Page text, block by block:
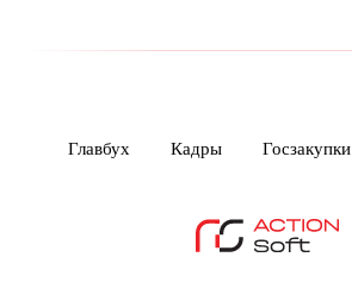
Главбух Кадры Госзакупки